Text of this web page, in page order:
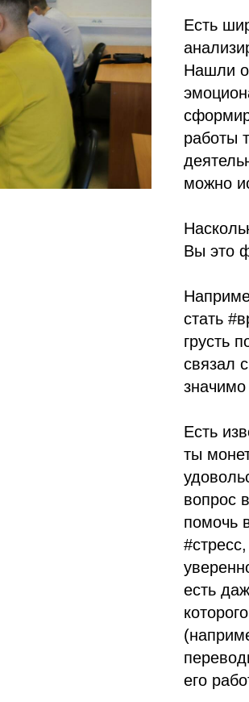
Есть
Нашли
работы
можно
Вы это
стать
грусть
связал
Есть
ты
вопрос
помочь
есть
его